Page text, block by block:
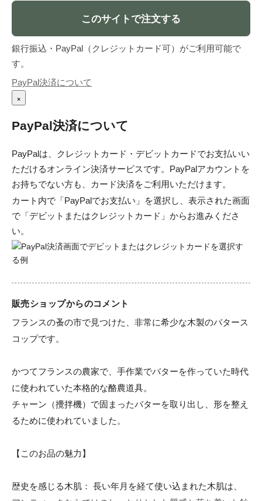
このサイトで注文する
銀行振込・PayPal（クレジットカード可）がご利用可能で
す。
PayPal決済について
×
PayPal決済について
PayPalは、クレジットカード・デビットカードでお支払いい
ただけるオンライン決済サービスです。PayPalアカウントを
お持ちでない方も、カード決済をご利用いただけます。
カート内で「PayPalでお支払い」を選択し、表示された画面
で「デビットまたはクレジットカード」からお進みくださ
い。
販売ショップからのコメント
フランスの蚤の市で見つけた、非常に希少な木製のバタース
コップです。
かつてフランスの農家で、手作業でバターを作っていた時代
に使われていた本格的な酪農道具。
チャーン（攪拌機）で固まったバターを取り出し、形を整え
るために使われていました。
【このお品の魅力】
歴史を感じる木肌： 長い年月を経て使い込まれた木肌は、